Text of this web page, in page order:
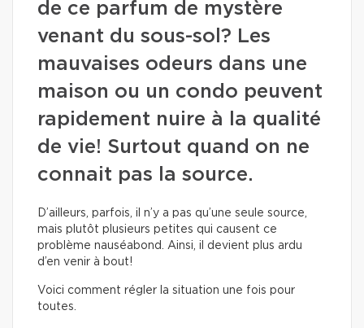
de ce parfum de mystère
venant du sous-sol? Les
mauvaises odeurs dans une
maison ou un condo peuvent
rapidement nuire à la qualité
de vie! Surtout quand on ne
connait pas la source.
D’ailleurs, parfois, il n’y a pas qu’une seule source,
mais plutôt plusieurs petites qui causent ce
problème nauséabond. Ainsi, il devient plus ardu
d’en venir à bout!
Voici comment régler la situation une fois pour
toutes.